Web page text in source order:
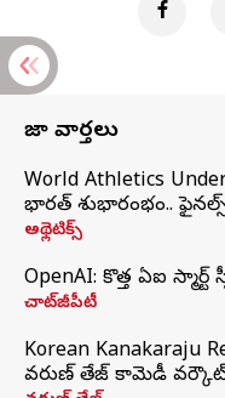
తాజా వార్తలు
World Athletics
భారత్‌ శుభారంభం..
అథ్లెటిక్స్
OpenAI: కొత్త ఏఐ
చాట్‌జీపీటీ
Korean Kanakaraju
వరుణ్ తేజ్ కామెడీ